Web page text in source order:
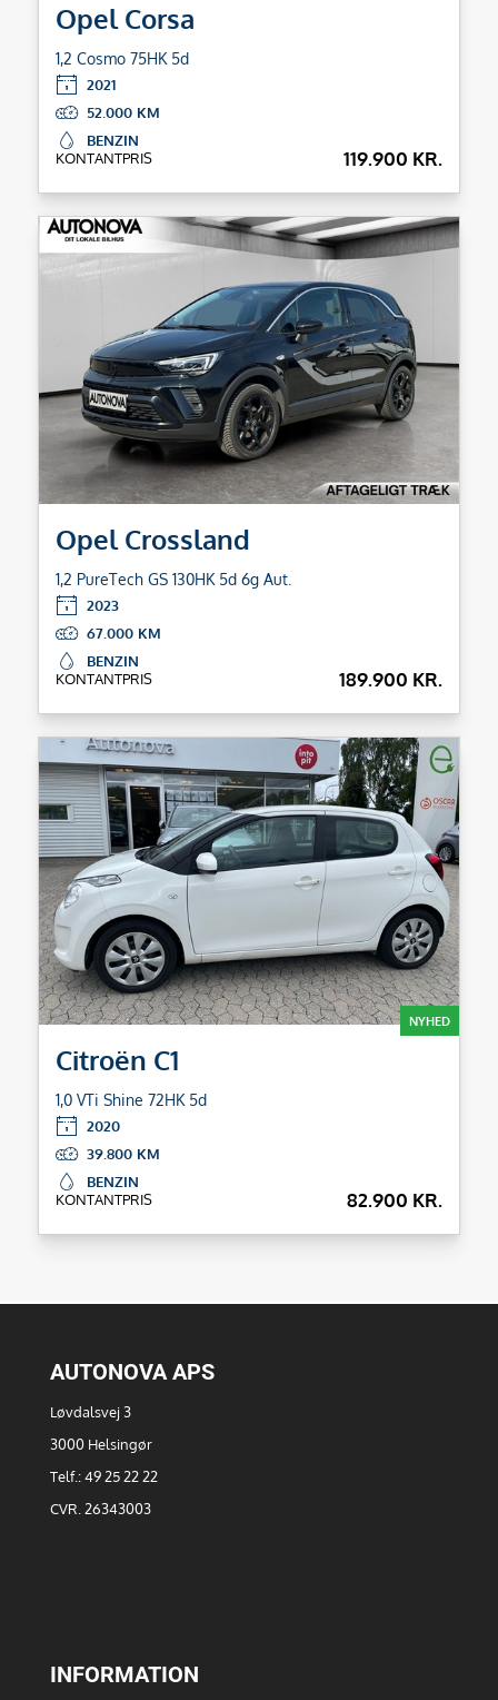
Opel Corsa
1,2 Cosmo 75HK 5d
119.900 KR.
KONTANTPRIS
2021
52.000
BENZIN
Opel Crossland
1,2 PureTech GS 130HK 5d 6g Aut.
189.900 KR.
KONTANTPRIS
2023
67.000
BENZIN
NYHED
Citroën C1
1,0 VTi Shine 72HK 5d
82.900 KR.
KONTANTPRIS
2020
39.800
BENZIN
AUTONOVA APS
Løvdalsvej 3
3000 Helsingør
Telf.: 49 25 22 22
CVR. 26343003
INFORMATION